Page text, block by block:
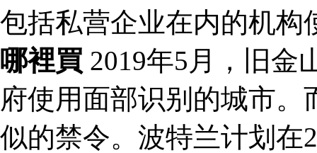
包括私营企业在内的机
哪裡買 2019年5月，旧金
府使用面部识别的城市
似的禁令。波特兰计划在